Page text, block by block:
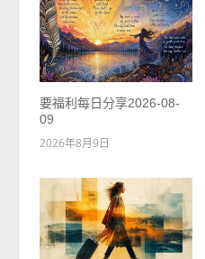
要福利每日分享2026-08-
09
2026年8月9日